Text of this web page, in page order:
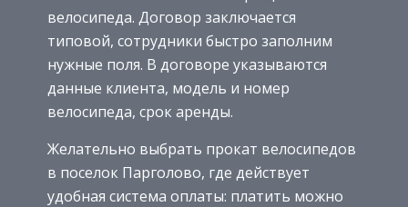
велосипеда. Договор заключается
типовой, сотрудники быстро заполним
нужные поля. В договоре указываются
данные клиента, модель и номер
велосипеда, срок аренды.
Желательно выбрать прокат велосипедов
в поселок Парголово, где действует
удобная система оплаты: платить можно